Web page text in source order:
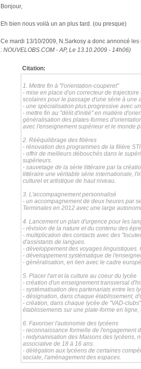
Bonjour,
Eh bien nous voilà un an plus tard. (ou presque)
Ce mardi 13/10/2009, N.Sarkosy a donc annoncé
: NOUVELOBS.COM - AP, Le 13.10.2009 - 14h06)
Citation:
1. Mettre fin à "l'orientation-couperet"
- mise en place d'un correcteur de
scolaires pour le passage d'une série à une
- une spécialisation plus progressive avec
- mettre fin au "délit d'initié" en matière
généralisation des plates-formes
avec l'enseignement supérieur et le monde
2. Rééquilibrage des filières
- rénovation des programmes de la filière
- offrir de meilleurs débouchés dans le
supérieurs.
- sauvetage de la série littéraire par la
littéraire une véritable série internationale,
culturel et artistique de haut niveau.
3. L'accompagnement personnalisé
- un accompagnement de deux heures par
Terminales en 2012 avec une large
4. Lancement un plan d'urgence pour les
- révision de la nature et du contenu des
- multiplication des contacts avec des
d'assistants de langues.
- développement des voyages
- développement systématique de
- généralisation, en lien avec le cadre
5. Placer l'art et la culture au coeur du lycée
- création d'un enseignement transversal
- systématisation des partenariats entre les
- désignation, dans chaque établissement,
- création, dans chaque lycée de "VAD-
établissements sur une plate-forme en
6. Favoriser l'autonomie des lycéens
- reconnaissance formelle de l'engagement
- redynamisation des Maisons des lycéens,
associative de 18 à 16 ans.
- délégation aux lycéens de certaines
sociale, l'aménagement des espaces.